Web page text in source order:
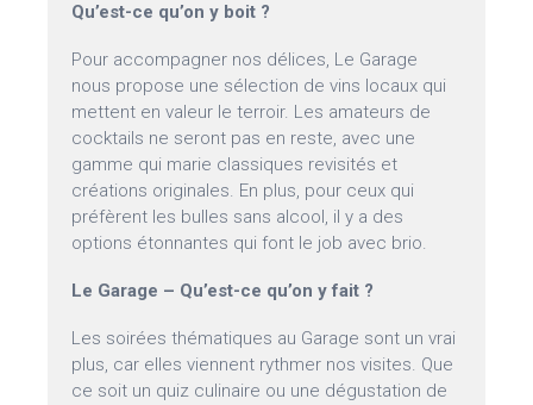
Qu’est-ce qu’on y boit ?
Pour accompagner nos délices, Le Garage
nous propose une sélection de vins locaux qui
mettent en valeur le terroir. Les amateurs de
cocktails ne seront pas en reste, avec une
gamme qui marie classiques revisités et
créations originales. En plus, pour ceux qui
préfèrent les bulles sans alcool, il y a des
options étonnantes qui font le job avec brio.
Le Garage – Qu’est-ce qu’on y fait ?
Les soirées thématiques au Garage sont un vrai
plus, car elles viennent rythmer nos visites. Que
ce soit un quiz culinaire ou une dégustation de